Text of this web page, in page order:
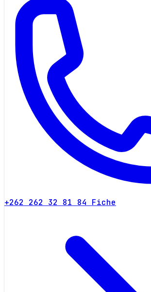
+262 262 32 81 84 Fiche